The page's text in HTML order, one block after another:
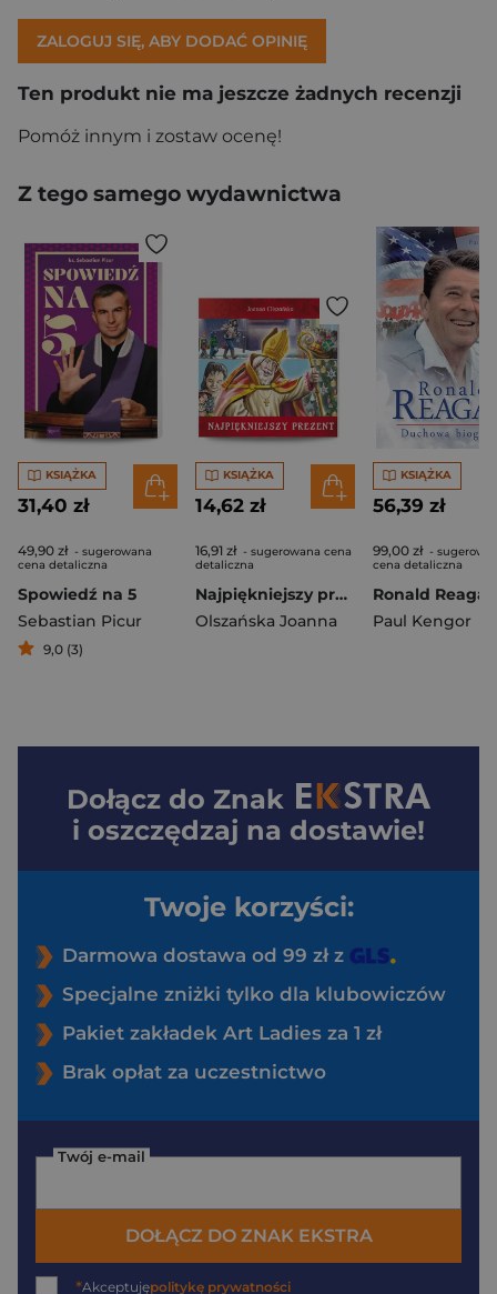
ZALOGUJ SIĘ, ABY DODAĆ OPINIĘ
Ten produkt nie ma jeszcze żadnych recenzji
Pomóż innym i zostaw ocenę!
Z tego samego wydawnictwa
KSIĄŻKA
31,40 zł
49,90 zł - sugerowana
cena detaliczna
Spowiedź na 5
Sebastian Picur
9,0 (3)
KSIĄŻKA
14,62 zł
16,91 zł - sugerowana cena
detaliczna
Najpiękniejszy prezent
Olszańska Joanna
KSIĄŻKA
56,39 zł
99,00 zł -
cena detaliczna
Paul Kengor
Dołącz do Znak
i oszczędzaj na dostawie!
Twoje korzyści:
Darmowa dostawa od 99 zł z
Specjalne zniżki tylko dla klubowiczów
Pakiet zakładek Art Ladies za 1 zł
Brak opłat za uczestnictwo
Twój e-mail
DOŁĄCZ DO ZNAK EKSTRA
*Akceptujępolitykę prywatności